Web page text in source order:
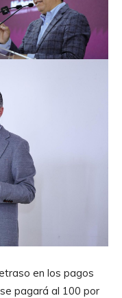
en los pagos
pagará al 100 por